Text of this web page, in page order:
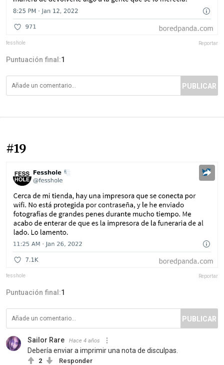
fesshole Reportar
Puntuación final:1
PUBLICAR
#19
fesshole Reportar
Puntuación final:1
PUBLICAR
Sailor Rare Hace 4 años
Debería enviar a imprimir una nota de disculpas.
2 Responder